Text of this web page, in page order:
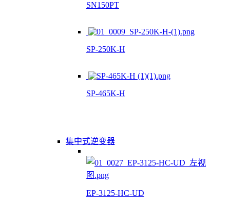
SN150PT
SP-250K-H
SP-465K-H
集中式逆变器
EP-3125-HC-UD